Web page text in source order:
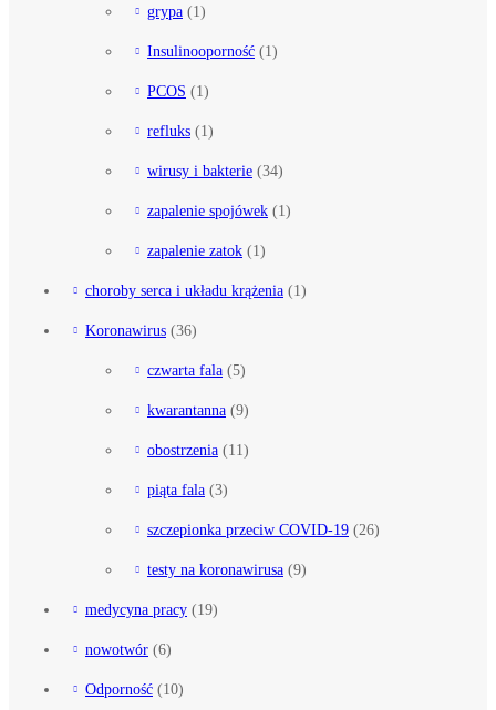
grypa (1)
Insulinooporność (1)
PCOS (1)
refluks (1)
wirusy i bakterie (34)
zapalenie spojówek (1)
zapalenie zatok (1)
choroby serca i układu krążenia (1)
Koronawirus (36)
czwarta fala (5)
kwarantanna (9)
obostrzenia (11)
piąta fala (3)
szczepionka przeciw COVID-19 (26)
testy na koronawirusa (9)
medycyna pracy (19)
nowotwór (6)
Odporność (10)